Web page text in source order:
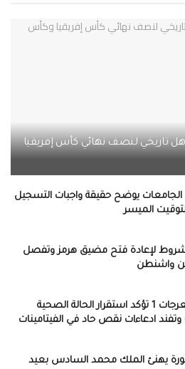
تاريخي لنصف نهائي كأس إفريقيا
يوضح حقيقة واجبات التسجيل
الميسر
تضع 6 شروط لإعادة فتح مضيق هرمز وتفصل
واشنطن
إدارة سجن العرجات 1 تؤكد استقرار الحالة الصحية
ادعاءات نقص حاد في الفيتامينات
يهنئ الملك محمد السادس بعيد